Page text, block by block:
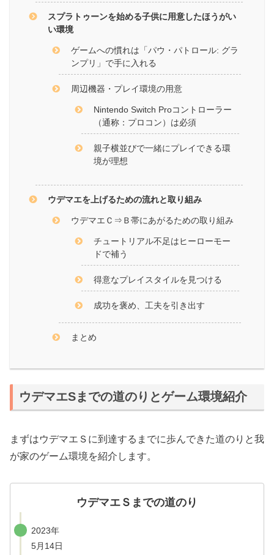
スプラトゥーンを始める子供に用意したほうがい
い環境
ゲームへの慣れは「パウ・パトロール: グラ
ンプリ」で手に入れる
周辺機器・プレイ環境の用意
Nintendo Switch Proコントローラー
（通称：プロコン）は必須
親子横並びで一緒にプレイできる環
境が理想
ウデマエを上げるための流れと取り組み
ウデマエＣ⇒Ｂ帯にあがるための取り組み
チュートリアル不足はヒーローモー
ドで補う
得意なプレイスタイルを見つける
成功を褒め、工夫を引き出す
まとめ
ウデマエSまでの道のりとゲーム環境紹介
まずはウデマエＳに到達するまでに歩んできた道のりと我
が家のゲーム環境を紹介します。
ウデマエＳまでの道のり
2023年
5月14日